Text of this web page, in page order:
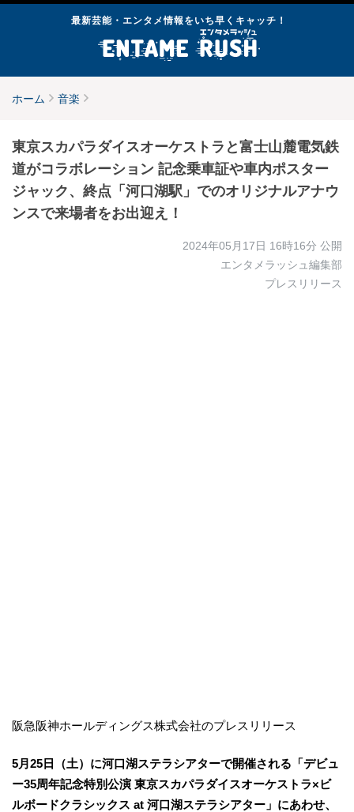
最新芸能・エンタメ情報をいち早くキャッチ！
ホーム 音楽
東京スカパラダイスオーケストラと富士山麓電気鉄
道がコラボレーション 記念乗車証や車内ポスター
ジャック、終点「河口湖駅」でのオリジナルアナウ
ンスで来場者をお出迎え！
2024年05月17日 16時16分 公開
エンタメラッシュ編集部
プレスリリース
阪急阪神ホールディングス株式会社のプレスリリース
5月25日（土）に河口湖ステラシアターで開催される「デビュ
ー35周年記念特別公演 東京スカパラダイスオーケストラ×ビ
ルボードクラシックス at 河口湖ステラシアター」にあわせ、